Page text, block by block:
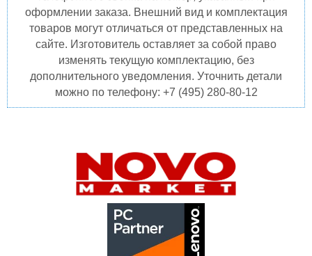
оформлении заказа. Внешний вид и комплектация
товаров могут отличаться от представленных на
сайте. Изготовитель оставляет за собой право
изменять текущую комплектацию, без
дополнительного уведомления. Уточнить детали
можно по телефону: +7 (495) 280-80-12